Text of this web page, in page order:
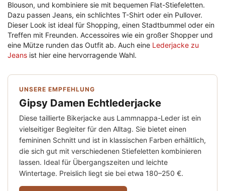
Blouson, und kombiniere sie mit bequemen Flat-Stiefeletten.
Dazu passen Jeans, ein schlichtes T-Shirt oder ein Pullover.
Dieser Look ist ideal für Shopping, einen Stadtbummel oder ein
Treffen mit Freunden. Accessoires wie ein großer Shopper und
eine Mütze runden das Outfit ab. Auch eine Lederjacke zu
Jeans ist hier eine hervorragende Wahl.
UNSERE EMPFEHLUNG
Gipsy Damen Echtlederjacke
Diese taillierte Bikerjacke aus Lammnappa-Leder ist ein
vielseitiger Begleiter für den Alltag. Sie bietet einen
femininen Schnitt und ist in klassischen Farben erhältlich,
die sich gut mit verschiedenen Stiefeletten kombinieren
lassen. Ideal für Übergangszeiten und leichte
Wintertage. Preislich liegt sie bei etwa 180–250 €.